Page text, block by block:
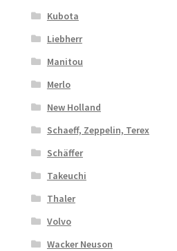
Kubota
Liebherr
Manitou
Merlo
New Holland
Schaeff, Zeppelin, Terex
Schäffer
Takeuchi
Thaler
Volvo
Wacker Neuson